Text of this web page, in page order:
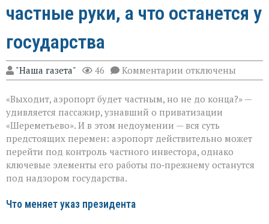
частные руки, а что останется у
государства
"Наша газета" 46 Комментарии к
записи
что
уйдёт
частные
руки,
а
что
останется
отключены
«Выходит, аэропорт будет частным, но не до конца?» —
удивляется пассажир, узнавший о приватизации
«Шереметьево». И в этом недоумении — вся суть
предстоящих перемен: аэропорт действительно может
перейти под контроль частного инвестора, однако
ключевые элементы его работы по‑прежнему останутся
под надзором государства.
Что меняет указ президента